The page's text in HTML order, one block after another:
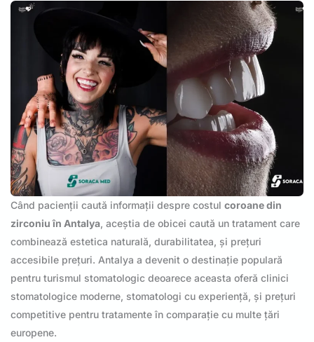
Când pacienții caută informații despre costul coroane din
zirconiu în Antalya, aceștia de obicei caută un tratament care
combinează estetica naturală, durabilitatea, și prețuri
accesibile prețuri. Antalya a devenit o destinație populară
pentru turismul stomatologic deoarece aceasta oferă clinici
stomatologice moderne, stomatologi cu experiență, și prețuri
competitive pentru tratamente în comparație cu multe țări
europene.